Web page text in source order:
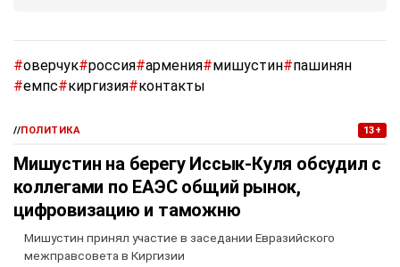
#оверчук#россия#армения#мишустин#пашинян
#емпс#киргизия#контакты
//ПОЛИТИКА 13+
Мишустин на берегу Иссык-Куля обсудил с
коллегами по ЕАЭС общий рынок,
цифровизацию и таможню
Мишустин принял участие в заседании Евразийского
межправсовета в Киргизии